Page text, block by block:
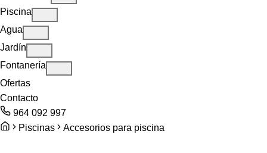
Piscina
Agua
Jardín
Fontanería
Ofertas
Contacto
964 092 997
Piscinas
Accesorios para piscina